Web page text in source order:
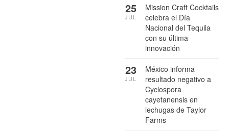
Mission Craft Cocktails
celebra el Día
Nacional del Tequila
con su última
innovación
25
JUL
México informa
resultado negativo a
Cyclospora
cayetanensis en
lechugas de Taylor
Farms
23
JUL